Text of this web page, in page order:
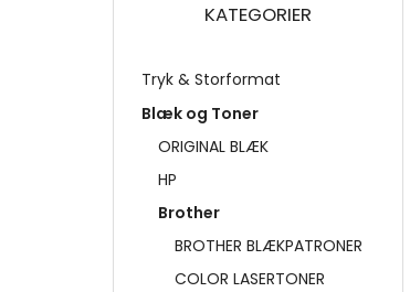
KATEGORIER
Tryk & Storformat
Blæk og Toner
ORIGINAL BLÆK
HP
Brother
BROTHER BLÆKPATRONER
COLOR LASERTONER